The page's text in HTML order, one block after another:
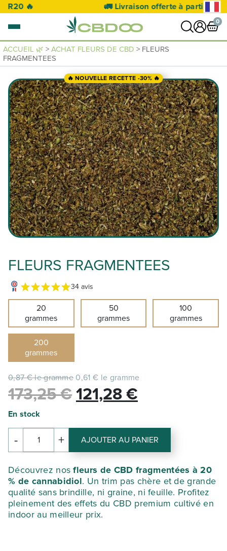
🚛 Livraison offerte à partir de 50€ 🚛
0
Votre panier est vide.
ACCUEIL 🌿 > ACHAT FLEURS DE CBD > FLEURS
FRAGMENTEES
🔥 NOUVELLE RECETTE -30% 🔥
FLEURS FRAGMENTEES
34 avis
20
grammes
50
grammes
100
grammes
200
grammes
0,87 € le gramme 0,61 € le gramme
173,25€ Le
initial
était :
173,25 €.
121,28 €
actuel
est :
121,28 €.
En stock
-
quantité
de
FLEURS
FRAGMENTEES
+ AJOUTER AU PANIER
Découvrez nosfleurs de CBD fragmentées à 20
% de cannabidiol. Un trim pas chère et de grande
qualité sans brindille, ni graine, ni feuille. Profitez
pleinement des effets du CBD premium cultivé en
indoor au meilleur prix.